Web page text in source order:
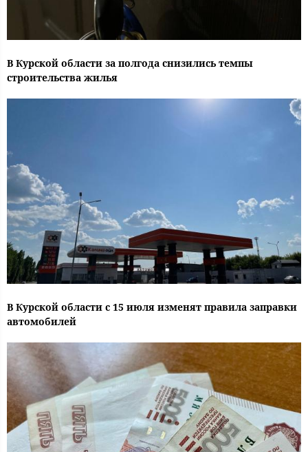
В Курской области за полгода снизились темпы
строительства жилья
В Курской области с 15 июля изменят правила заправки
автомобилей